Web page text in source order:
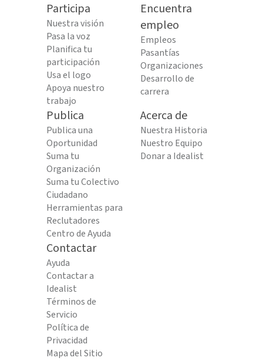
Participa
Nuestra visión
Pasa la voz
Planifica tu
participación
Usa el logo
Apoya nuestro
trabajo
Encuentra
empleo
Empleos
Pasantías
Organizaciones
Desarrollo de
carrera
Publica
Publica una
Oportunidad
Suma tu
Organización
Suma tu Colectivo
Ciudadano
Herramientas para
Reclutadores
Centro de Ayuda
Acerca de
Nuestra Historia
Nuestro Equipo
Donar a Idealist
Contactar
Ayuda
Contactar a
Idealist
Términos de
Servicio
Política de
Privacidad
Mapa del Sitio